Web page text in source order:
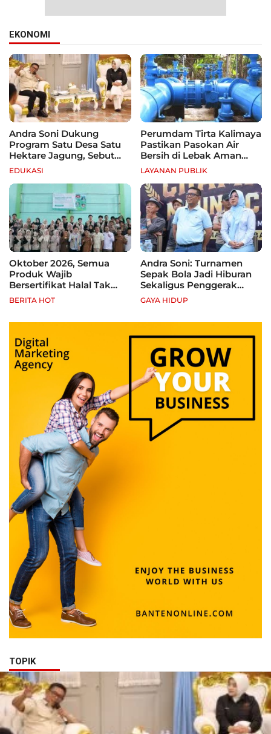
EKONOMI
Andra Soni Dukung
Program Satu Desa Satu
Hektare Jagung, Sebut
Banten Punya Peluang
Jadi Sentra Produksi
EDUKASI
Perumdam Tirta Kalimaya
Pastikan Pasokan Air
Bersih di Lebak Aman
Selama Kemarau
LAYANAN PUBLIK
Oktober 2026, Semua
Produk Wajib
Bersertifikat Halal Tak
Kantongi Sertifikat Halal,
Pelaku Usaha Terancam
BERITA HOT
Andra Soni: Turnamen
Sepak Bola Jadi Hiburan
Sekaligus Penggerak
Ekonomi Rakyat
GAYA HIDUP
TOPIK